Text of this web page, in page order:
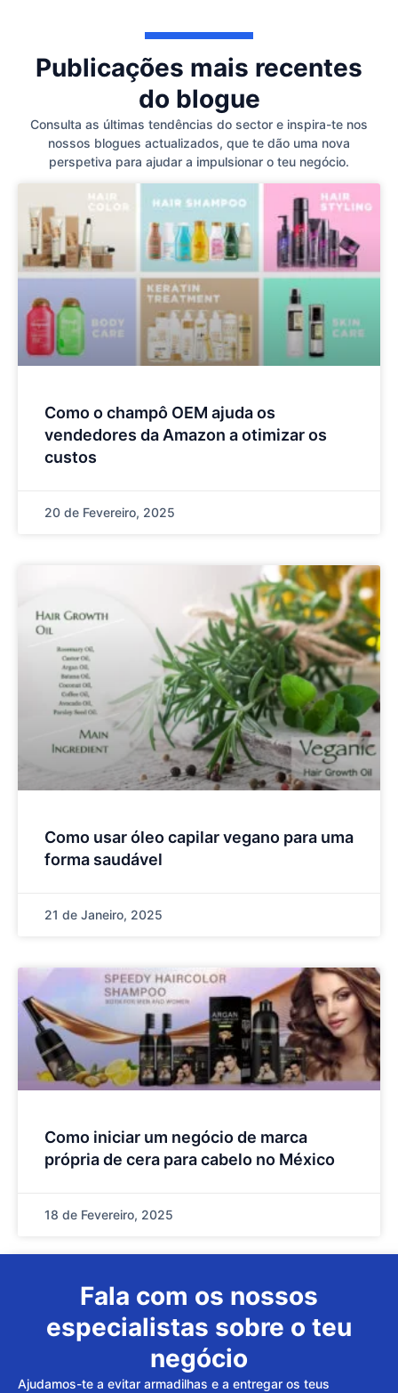
Publicações mais recentes
do blogue
Consulta as últimas tendências do sector e inspira-te nos
nossos blogues actualizados, que te dão uma nova
perspetiva para ajudar a impulsionar o teu negócio.
Como o champô OEM ajuda os
vendedores da Amazon a otimizar os
custos
20 de Fevereiro, 2025
Como usar óleo capilar vegano para uma
forma saudável
21 de Janeiro, 2025
Como iniciar um negócio de marca
própria de cera para cabelo no México
18 de Fevereiro, 2025
Fala com os nossos
especialistas sobre o teu
negócio
Ajudamos-te a evitar armadilhas e a entregar os teus